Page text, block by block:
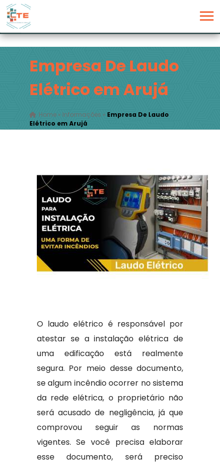
Empresa De Laudo
Elétrico em Arujá
Home» Informações » Empresa De Laudo
Elétrico em Arujá
O laudo elétrico é responsável por
atestar se a instalação elétrica de
uma edificação está realmente
segura. Por meio desse documento,
se algum incêndio ocorrer no sistema
da rede elétrica, o proprietário não
será acusado de negligência, já que
comprovou seguir as normas
vigentes. Se você precisa elaborar
esse documento, será preciso